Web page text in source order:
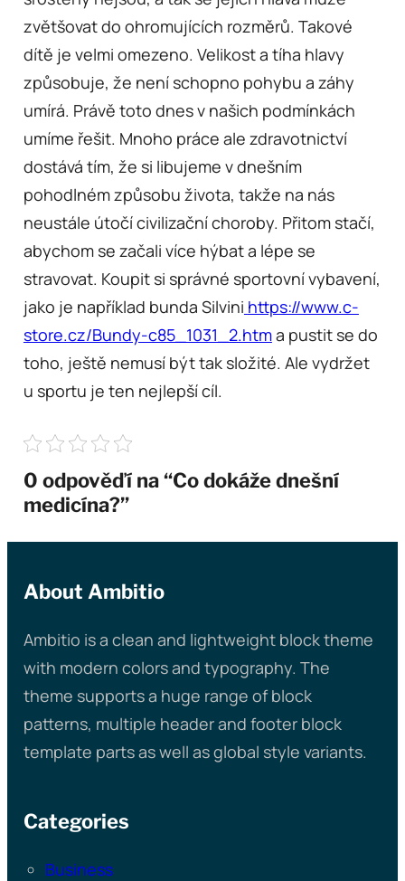
zvětšovat do ohromujících rozměrů. Takové
dítě je velmi omezeno. Velikost a tíha hlavy
způsobuje, že není schopno pohybu a záhy
umírá. Právě toto dnes v našich podmínkách
umíme řešit. Mnoho práce ale zdravotnictví
dostává tím, že si libujeme v dnešním
pohodlném způsobu života, takže na nás
neustále útočí civilizační choroby. Přitom stačí,
abychom se začali více hýbat a lépe se
stravovat. Koupit si správné sportovní vybavení,
jako je například bunda Silvini https://www.c-
store.cz/Bundy-c85_1031_2.htma pustit se do
toho, ještě nemusí být tak složité. Ale vydržet
u sportu je ten nejlepší cíl.
0 odpověďí na “Co dokáže dnešní
medicína?”
About Ambitio
Ambitio is a clean and lightweight block theme
with modern colors and typography. The
theme supports a huge range of block
patterns, multiple header and footer block
template parts as well as global style variants.
Categories
Business